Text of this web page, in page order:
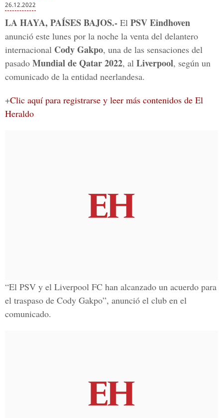
26.12.2022
LA HAYA, PAÍSES BAJOS.- El PSV Eindhoven
anunció este lunes por la noche la venta del delantero
internacional Cody Gakpo, una de las sensaciones del
pasado Mundial de Qatar 2022, al Liverpool, según un
comunicado de la entidad neerlandesa.
+Clic aquí para registrarse y leer más contenidos de El
Heraldo
“El PSV y el Liverpool FC han alcanzado un acuerdo para
el traspaso de Cody Gakpo”, anunció el club en el
comunicado.